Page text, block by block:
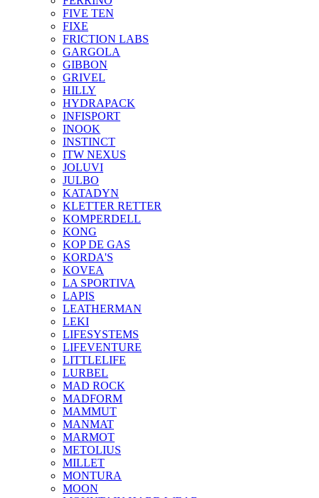
FIVE TEN
FIXE
FRICTION LABS
GARGOLA
GIBBON
GRIVEL
HILLY
HYDRAPACK
INFISPORT
INOOK
INSTINCT
ITW NEXUS
JOLUVI
JULBO
KATADYN
KLETTER RETTER
KOMPERDELL
KONG
KOP DE GAS
KORDA'S
KOVEA
LA SPORTIVA
LAPIS
LEATHERMAN
LEKI
LIFESYSTEMS
LIFEVENTURE
LITTLELIFE
LURBEL
MAD ROCK
MADFORM
MAMMUT
MANMAT
MARMOT
METOLIUS
MILLET
MONTURA
MOON